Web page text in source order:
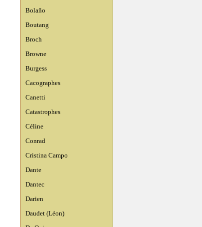
Bolaño
Boutang
Broch
Browne
Burgess
Cacographes
Canetti
Catastrophes
Céline
Conrad
Cristina Campo
Dante
Dantec
Darien
Daudet (Léon)